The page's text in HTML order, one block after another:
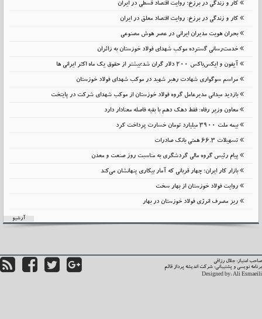
کار و زندگی در برزخ؛ روایت اقتصاد قسطی در ایران
کار و زندگی در برزخ: روایت اقتصاد معلق در ایران
بحران هویت مدیران ایرانی در عصر هوش مصنوعی
خدمت‌رسانی گسترده موکب شهدای فولاد خوزستان به زائران
آیفون و ایکس‌باکس ۲۰۰ دلار گران شد؛بیشتر از حقوق یک ماه اکثر ایرانی ها
مراسم سوگواری شهادت رهبر شهید در موکب شهدای فولاد خوزستان
بازدید میدانی مدیرعامل گروه فولاد خوزستان از موکب شهدای شرکت در پایتخت
معاون وزیر رفاه: فقط دهک دهم با بقیه فاصله معنادار دارد
بیمه ملت 3900 میلیارد تومان خسارت پرداخت کرد
تسهیلات 66.3 همتی بانک صادرات
پیام رئیس گروه مالی گردشگری به مناسبت روز صنعت و معدن
بازار کار ایران؛ چهار قربانی که آمار بیکاری پنهانشان می‌کند
روایت فولاد خوزستان از بهار سخت
ریز مصرف انرژی فولاد خوزستان در بهار
آرشیو
امتیاز: جلال رزاقی
نویسی و پشتیبانی: شرکت اندیشه پرداز قائم
Designed by: Ali